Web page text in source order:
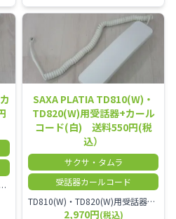
NTT A1シリーズ受話器＋カールコード セット／本商品は中古品となります。 写真では分かりにくいキズ・汚れなどの使用感があります。 経年変化で日焼けの色味が強くなる場合がございます。 予めご理解・ご了承頂きますようお願いいたします。
SAXA PLATIA TD810(W)・
TD820(W)用受話器+カール
コード(白) 送料550円(税
込）
サクサ・タムラ
受話器カールコード
TD810(W)・TD820(W)用受話器＋カールコード セット／本商品は中古品となります。 写真では分かりにくいキズ・汚れなどの使用感があります。 予めご理解・ご了承頂きますようお願いいたします。
2,970円(税込)